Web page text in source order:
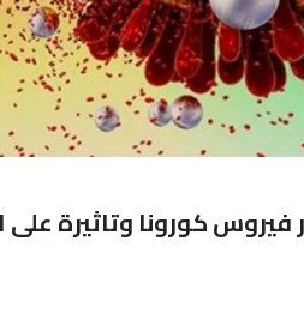
كورونا وتاثيرة على